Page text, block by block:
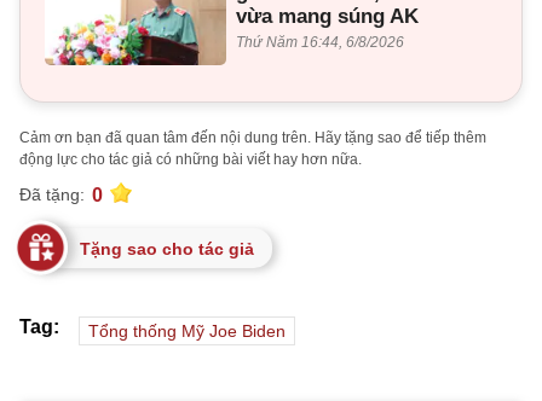
vừa mang súng AK
Thứ Năm 16:44, 6/8/2026
Cảm ơn bạn đã quan tâm đến nội dung trên. Hãy tặng sao để tiếp thêm
động lực cho tác giả có những bài viết hay hơn nữa.
Đã tặng: 0
Tặng sao cho tác giả
Tag: Tổng thống Mỹ Joe Biden